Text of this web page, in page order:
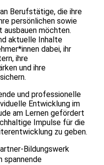
Berufstätige, die ihre
persönlichen sowie
ausbauen möchten.
aktuelle Inhalte
dabei, ihr
ihre
und ihre
und professionelle
Entwicklung im
am Lernen gefördert
Impulse für die
zu geben.
Bildungswerk
spannende